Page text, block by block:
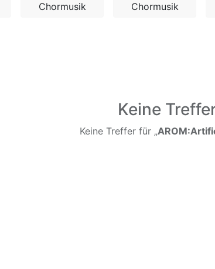
Chormusik
Chormusik
Keine
Keine Treffer für „